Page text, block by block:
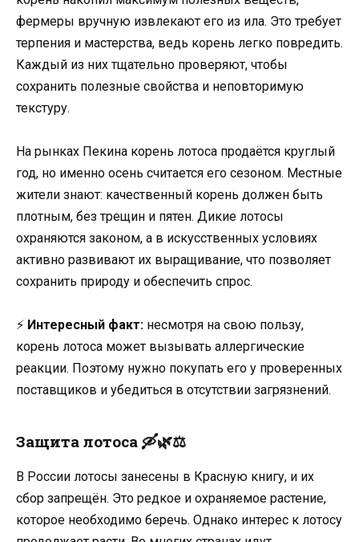
фермеры вручную извлекают его из ила. Это требует
терпения и мастерства, ведь корень легко повредить.
Каждый из них тщательно проверяют, чтобы
сохранить полезные свойства и неповторимую
текстуру.
На рынках Пекина корень лотоса продаётся круглый
год, но именно осень считается его сезоном. Местные
жители знают: качественный корень должен быть
плотным, без трещин и пятен. Дикие лотосы
охраняются законом, а в искусственных условиях
активно развивают их выращивание, что позволяет
сохранить природу и обеспечить спрос.
⚡️ Интересный факт: несмотря на свою пользу,
корень лотоса может вызывать аллергические
реакции. Поэтому нужно покупать его у проверенных
поставщиков и убедиться в отсутствии загрязнений.
Защита лотоса 🛶🌿⚖️
В России лотосы занесены в Красную книгу, и их
сбор запрещён. Это редкое и охраняемое растение,
которое необходимо беречь. Однако интерес к лотосу